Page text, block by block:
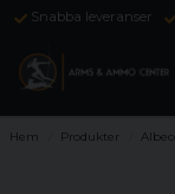
Snabba leveranser
Hem Produkter